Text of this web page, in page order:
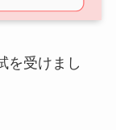
を受けまし